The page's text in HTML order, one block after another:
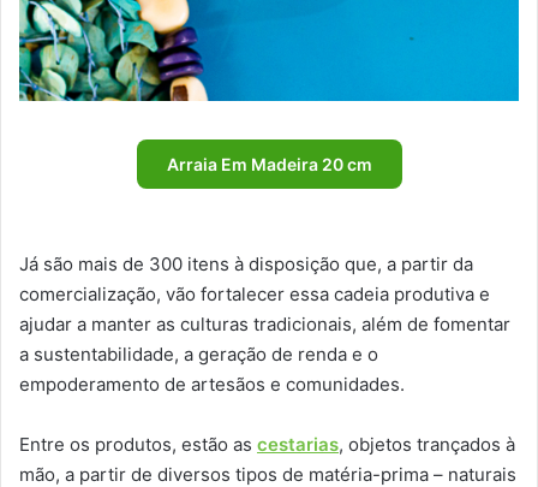
Arraia Em Madeira 20 cm
Já são mais de 300 itens à disposição que, a partir da
comercialização, vão fortalecer essa cadeia produtiva e
ajudar a manter as culturas tradicionais, além de fomentar
a sustentabilidade, a geração de renda e o
empoderamento de artesãos e comunidades.
Entre os produtos, estão as cestarias, objetos trançados à
mão, a partir de diversos tipos de matéria-prima – naturais